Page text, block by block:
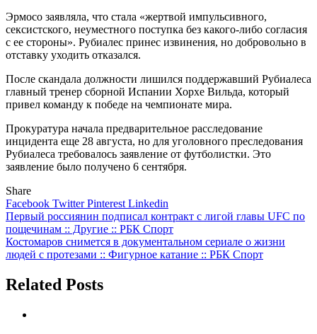
Эрмосо заявляла, что стала «жертвой импульсивного,
сексистского, неуместного поступка без какого-либо согласия
с ее стороны». Рубиалес принес извинения, но добровольно в
отставку уходить отказался.
После скандала должности лишился поддержавший Рубиалеса
главный тренер сборной Испании Хорхе Вильда, который
привел команду к победе на чемпионате мира.
Прокуратура начала предварительное расследование
инцидента еще 28 августа, но для уголовного преследования
Рубиалеса требовалось заявление от футболистки. Это
заявление было получено 6 сентября.
Share
Facebook TwitterPinterest Linkedin
Навигация
по
записям
Первый россиянин подписал контракт с лигой главы UFC по
пощечинам :: Другие :: РБК Спорт
Костомаров снимется в документальном сериале о жизни
людей с протезами :: Фигурное катание :: РБК Спорт
Related Posts